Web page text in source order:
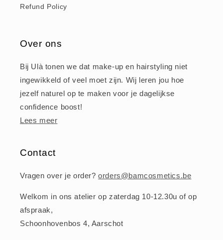
Refund Policy
Over ons
Bij Ulà tonen we dat make-up en hairstyling niet
ingewikkeld of veel moet zijn. Wij leren jou hoe
jezelf naturel op te maken voor je dagelijkse
confidence boost!
Lees meer
Contact
Vragen over je order?orders@bamcosmetics.be
Welkom in ons atelier op zaterdag 10-12.30u of op
afspraak,
Schoonhovenbos 4, Aarschot